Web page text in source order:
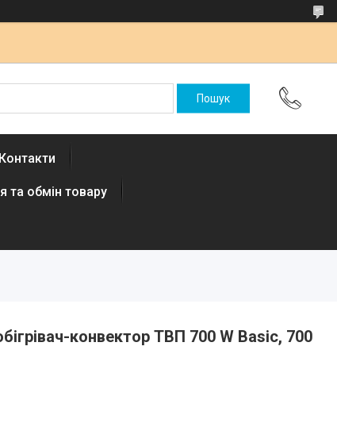
Контакти
та обмін товару
конвектор ТВП 700 W Basic, 700